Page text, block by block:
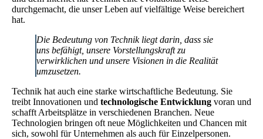
durchgemacht, die unser Leben auf vielfältige Weise bereichert
hat.
Die Bedeutung von Technik liegt darin, dass sie
uns befähigt, unsere Vorstellungskraft zu
verwirklichen und unsere Visionen in die Realität
umzusetzen.
Technik hat auch eine starke wirtschaftliche Bedeutung. Sie
treibt Innovationen und technologische Entwicklung voran und
schafft Arbeitsplätze in verschiedenen Branchen. Neue
Technologien bringen oft neue Möglichkeiten und Chancen mit
sich, sowohl für Unternehmen als auch für Einzelpersonen.